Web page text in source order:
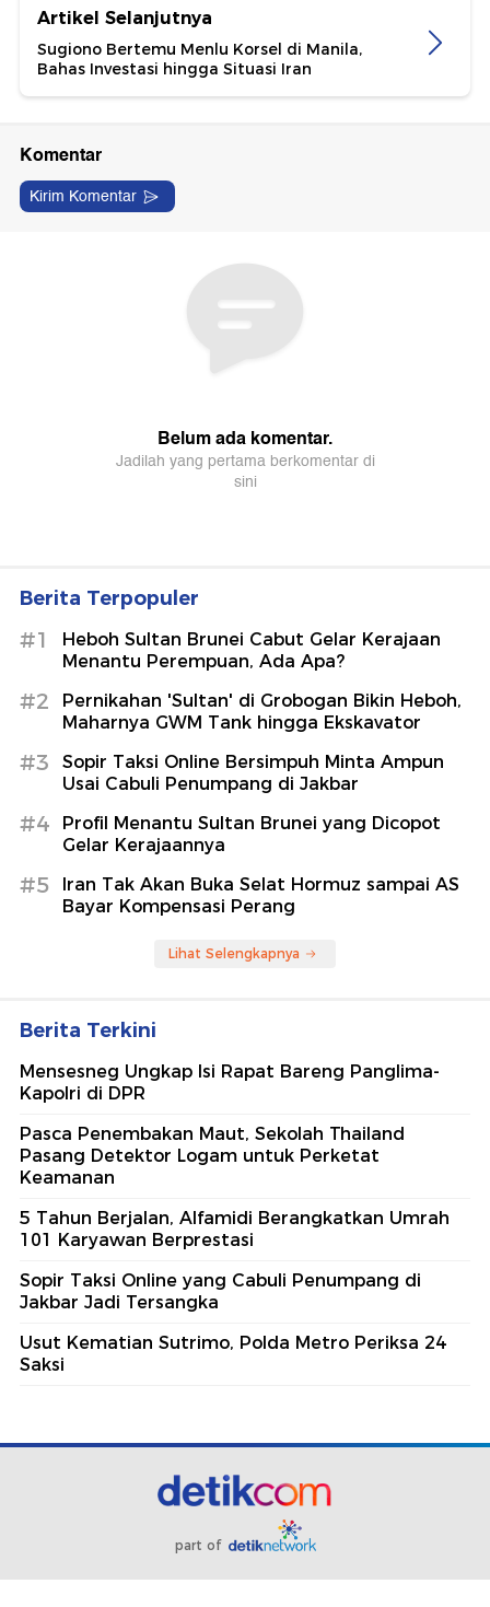
Artikel Selanjutnya
Sugiono Bertemu Menlu Korsel di Manila,
Bahas Investasi hingga Situasi Iran
Berita Terpopuler
#1
Heboh Sultan Brunei Cabut Gelar Kerajaan
Menantu Perempuan, Ada Apa?
#2
Pernikahan 'Sultan' di Grobogan Bikin Heboh,
Maharnya GWM Tank hingga Ekskavator
#3
Sopir Taksi Online Bersimpuh Minta Ampun
Usai Cabuli Penumpang di Jakbar
#4
Profil Menantu Sultan Brunei yang Dicopot
Gelar Kerajaannya
#5
Iran Tak Akan Buka Selat Hormuz sampai AS
Bayar Kompensasi Perang
Lihat Selengkapnya
Berita Terkini
Mensesneg Ungkap Isi Rapat Bareng Panglima-
Kapolri di DPR
Pasca Penembakan Maut, Sekolah Thailand
Pasang Detektor Logam untuk Perketat
Keamanan
5 Tahun Berjalan, Alfamidi Berangkatkan Umrah
101 Karyawan Berprestasi
Sopir Taksi Online yang Cabuli Penumpang di
Jakbar Jadi Tersangka
Usut Kematian Sutrimo, Polda Metro Periksa 24
Saksi
part of